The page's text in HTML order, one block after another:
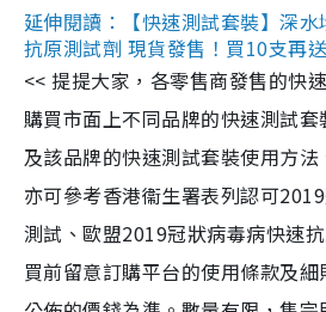
延伸閱讀：【快速測試套裝】深
抗原測試劑 現貨發售！買10支再
<< 提提大家，各零售商發售的快
購買市面上不同品牌的快速測試
及該品牌的快速測試套裝使用方
亦可參考香港衞生署表列認可
測試、歐盟2019冠狀病毒病快速
買前留意訂購平台的使用條款及